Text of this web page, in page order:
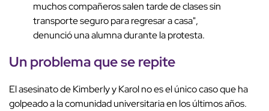
muchos compañeros salen tarde de clases sin
transporte seguro para regresar a casa",
denunció una alumna durante la protesta.
Un problema que se repite
El asesinato de Kimberly y Karol no es el único caso que ha
golpeado a la comunidad universitaria en los últimos años.